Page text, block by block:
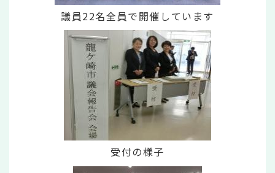
議員22名全員で開催しています
受付の様子